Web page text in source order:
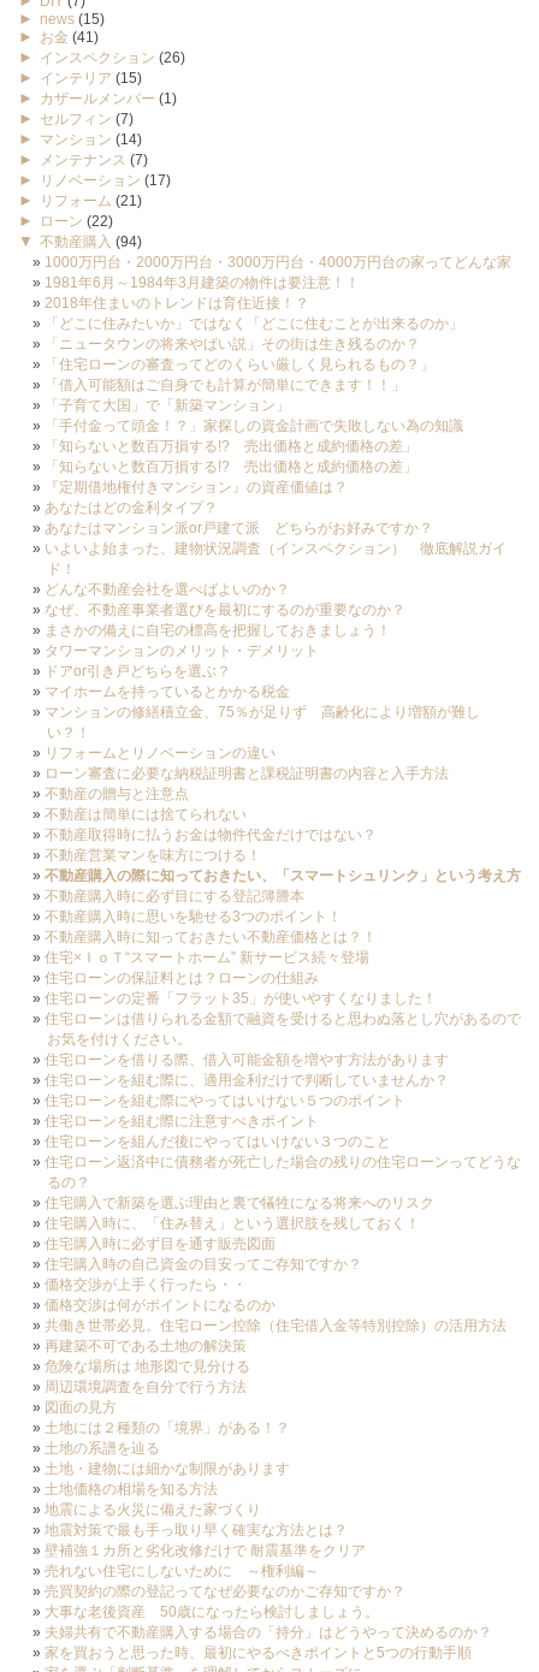
► news (15)
► お金 (41)
► インスペクション (26)
► インテリア (15)
► カザールメンバー (1)
► セルフィン (7)
► マンション (14)
► メンテナンス (7)
► リノベーション (17)
► リフォーム (21)
► ローン (22)
▼ 不動産購入 (94)
1000万円台・2000万円台・3000万円台・4000万円台の家ってどんな家
1981年6月～1984年3月建築の物件は要注意！！
2018年住まいのトレンドは育住近接！？
「どこに住みたいか」ではなく「どこに住むことが出来るのか」
「ニュータウンの将来やばい説」その街は生き残るのか？
「住宅ローンの審査ってどのくらい厳しく見られるもの？」
「借入可能額はご自身でも計算が簡単にできます！！」
「子育て大国」で「新築マンション」
「手付金って頭金！？」家探しの資金計画で失敗しない為の知識
「知らないと数百万損する!? 売出価格と成約価格の差」
「知らないと数百万損する!? 売出価格と成約価格の差」
『定期借地権付きマンション』の資産価値は？
あなたはどの金利タイプ？
あなたはマンション派or戸建て派 どちらがお好みですか？
いよいよ始まった、建物状況調査（インスペクション） 徹底解説ガイ
ド！
どんな不動産会社を選べばよいのか？
なぜ、不動産事業者選びを最初にするのが重要なのか？
まさかの備えに自宅の標高を把握しておきましょう！
タワーマンションのメリット・デメリット
ドアor引き戸どちらを選ぶ？
マイホームを持っているとかかる税金
マンションの修繕積立金、75％が足りず 高齢化により増額が難し
い？！
リフォームとリノベーションの違い
ローン審査に必要な納税証明書と課税証明書の内容と入手方法
不動産の贈与と注意点
不動産は簡単には捨てられない
不動産取得時に払うお金は物件代金だけではない？
不動産営業マンを味方につける！
不動産購入の際に知っておきたい、「スマートシュリンク」という考え方
不動産購入時に必ず目にする登記簿謄本
不動産購入時に思いを馳せる3つのポイント！
不動産購入時に知っておきたい不動産価格とは？！
住宅×ＩｏＴ“スマートホーム” 新サービス続々登場
住宅ローンの保証料とは？ローンの仕組み
住宅ローンの定番「フラット35」が使いやすくなりました！
住宅ローンは借りられる金額で融資を受けると思わぬ落とし穴があるので
お気を付けください。
住宅ローンを借りる際、借入可能金額を増やす方法があります
住宅ローンを組む際に、適用金利だけで判断していませんか？
住宅ローンを組む際にやってはいけない５つのポイント
住宅ローンを組む際に注意すべきポイント
住宅ローンを組んだ後にやってはいけない３つのこと
住宅ローン返済中に債務者が死亡した場合の残りの住宅ローンってどうな
るの？
住宅購入で新築を選ぶ理由と裏で犠牲になる将来へのリスク
住宅購入時に、「住み替え」という選択肢を残しておく！
住宅購入時に必ず目を通す販売図面
住宅購入時の自己資金の目安ってご存知ですか？
価格交渉が上手く行ったら・・
価格交渉は何がポイントになるのか
共働き世帯必見。住宅ローン控除（住宅借入金等特別控除）の活用方法
再建築不可である土地の解決策
危険な場所は 地形図で見分ける
周辺環境調査を自分で行う方法
図面の見方
土地には２種類の「境界」がある！？
土地の系譜を辿る
土地・建物には細かな制限があります
土地価格の相場を知る方法
地震による火災に備えた家づくり
地震対策で最も手っ取り早く確実な方法とは？
壁補強１カ所と劣化改修だけで 耐震基準をクリア
売れない住宅にしないために ～権利編～
売買契約の際の登記ってなぜ必要なのかご存知ですか？
大事な老後資産 50歳になったら検討しましょう。
夫婦共有で不動産購入する場合の「持分」はどうやって決めるのか？
家を買おうと思った時、最初にやるべきポイントと5つの行動手順